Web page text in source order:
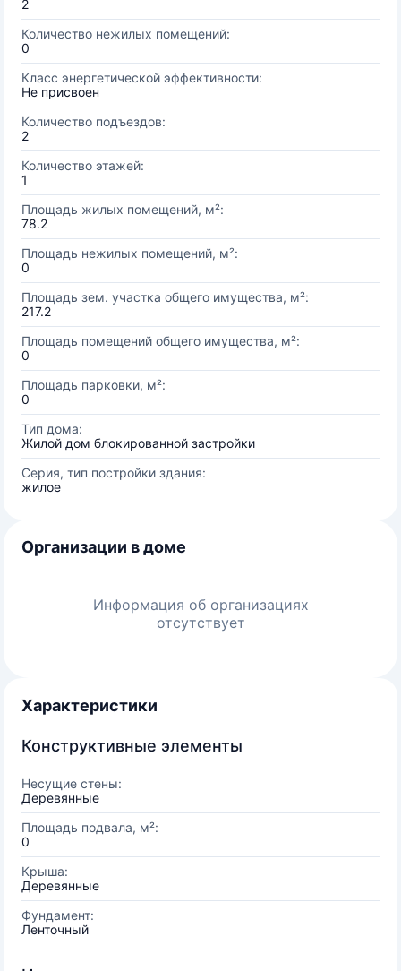
2
Количество нежилых помещений:
0
Класс энергетической эффективности:
Не присвоен
Количество подъездов:
2
Количество этажей:
1
Площадь жилых помещений, м²:
78.2
Площадь нежилых помещений, м²:
0
Площадь зем. участка общего имущества, м²:
217.2
Площадь помещений общего имущества, м²:
0
Площадь парковки, м²:
0
Тип дома:
Жилой дом блокированной застройки
Серия, тип постройки здания:
жилое
Организации в доме
Информация об организациях
отсутствует
Характеристики
Конструктивные элементы
Несущие стены:
Деревянные
Площадь подвала, м²:
0
Крыша:
Деревянные
Фундамент:
Ленточный